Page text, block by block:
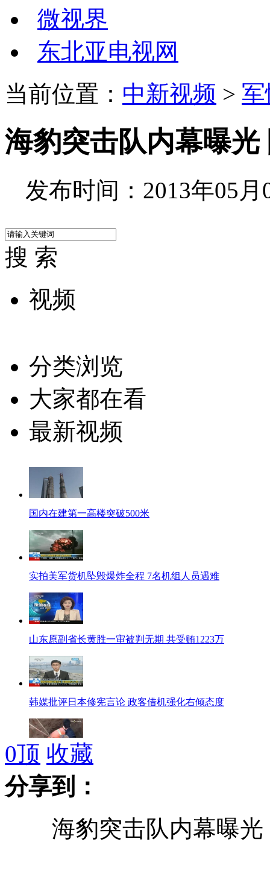
微视界
东北亚电视网
当前位置： 中新视频 >
海豹突击队内幕曝
发布时间：2013年05月
搜 索
视频
分类浏览
大家都在看
最新视频
国内在建第一高楼突破500米
实拍美军货机坠毁爆炸全程 7名机组人员遇难
山东原副省长黄胜一审被判无期 共受贿1223万
韩媒批评日本修宪言论 政客借机强化右倾态度
老人不想拖累家人跳井自杀
陌生男子闯入民宅持刀乱砍 致3死2伤后自尽
0顶 收藏
分享到：
海豹突击队内幕曝光